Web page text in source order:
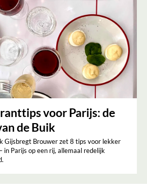
voor Parijs: de
de Buik
Gijsbregt Brouwer zet 8 tips voor lekker
in Parijs op een rij, allemaal redelijk